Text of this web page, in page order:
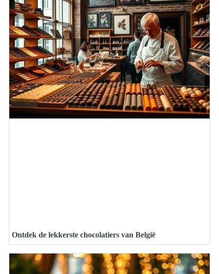
Ontdek de lekkerste chocolatiers van België